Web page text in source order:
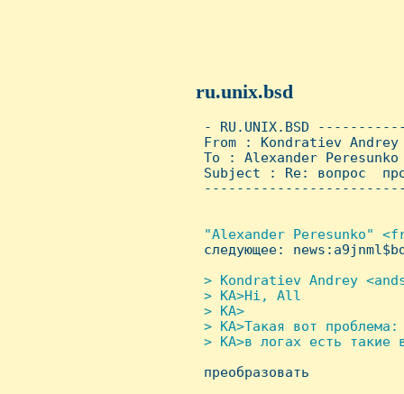
ru.unix.bsd
- RU.UNIX.BSD
From : Kondratiev
To : Alexander Peresunko
Subject : Re: вопрос
"Alexander Peresunko"
следующее:
> Kondratiev Andrey
> KA>Hi, All
> KA>
> KA>Такая вот проблема:
> KA>в логах есть такие
преобразовать